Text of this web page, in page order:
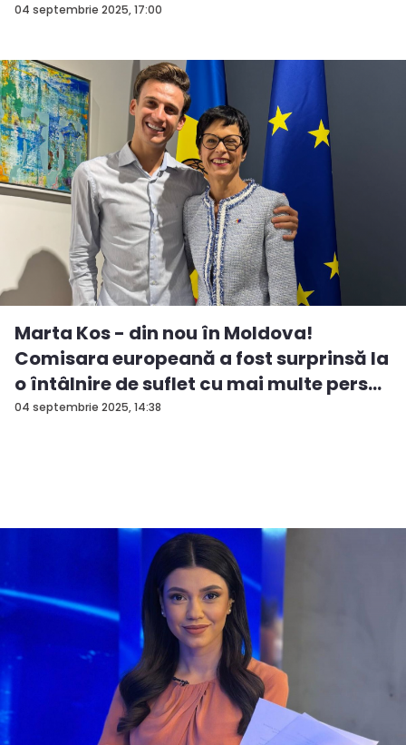
04 septembrie 2025, 17:00
04 septembrie 2025, 14:38
Marta Kos - din nou în Moldova!
Comisara europeană a fost surprinsă la
o întâlnire de suflet cu mai multe pers...